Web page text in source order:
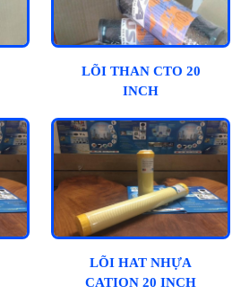
LÕI THAN CTO 20
INCH
LÕI HAT NHỰA
CATION 20 INCH